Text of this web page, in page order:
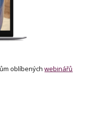
oblíbenýchwebinářů